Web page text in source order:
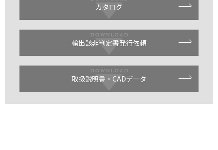
カタログ
輸出該非判定書発行依頼
取扱説明書・CADデータ